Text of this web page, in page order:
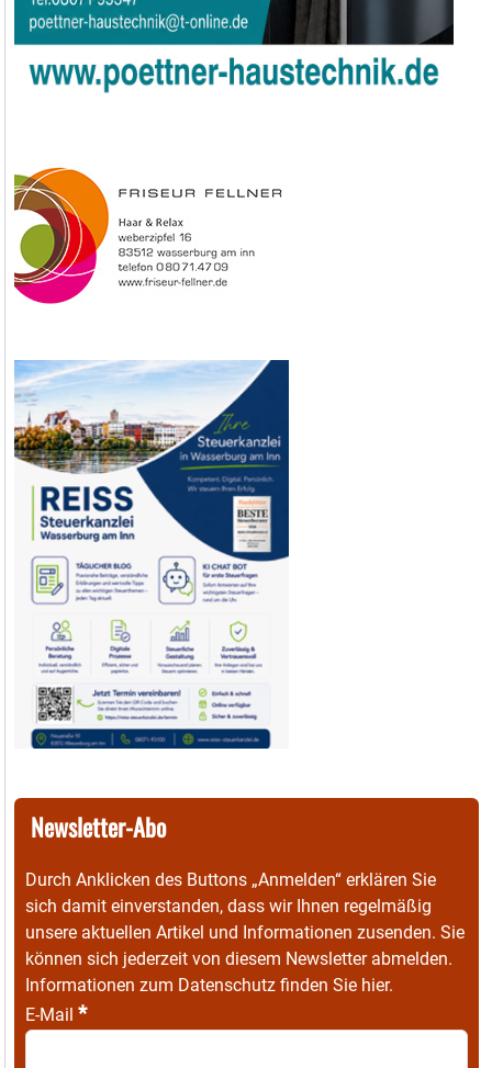
Newsletter-Abo
Durch Anklicken des Buttons „Anmelden“ erklären Sie
sich damit einverstanden, dass wir Ihnen regelmäßig
unsere aktuellen Artikel und Informationen zusenden. Sie
können sich jederzeit von diesem Newsletter abmelden.
Informationen zum Datenschutz finden Sie hier.
E-Mail *